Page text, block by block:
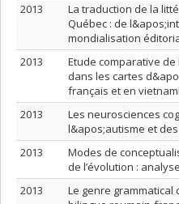
2013
La traduction de la
Québec : de
mondialisation
2013
Etude comparative
dans les cartes
français et en
2013
Les neurosciences
l&apos;autisme et
2013
Modes de
de l’évolution :
2013
Le genre